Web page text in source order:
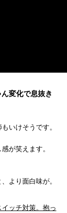
変化で息抜き
いけそうです。
が笑えます。
より面白味が。
イッチ対策。抱っ